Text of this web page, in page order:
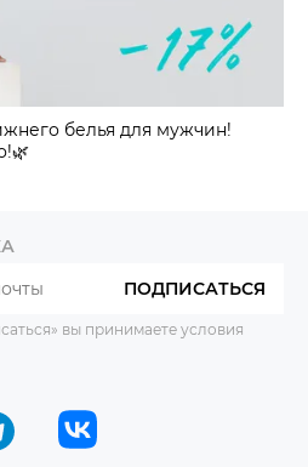
белья для мужчин!
ПОДПИСАТЬСЯ
вы принимаете условия